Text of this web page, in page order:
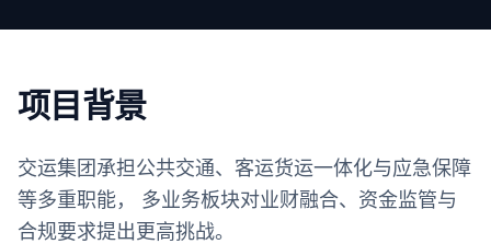
项目背景
交运集团承担公共交通、客运货运一体化与应急保障
等多重职能， 多业务板块对业财融合、资金监管与
合规要求提出更高挑战。